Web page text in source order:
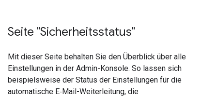
Seite "Sicherheitsstatus"
Mit dieser Seite behalten Sie den Überblick über alle
Einstellungen in der Admin-Konsole. So lassen sich
beispielsweise der Status der Einstellungen für die
automatische E‑Mail-Weiterleitung, die